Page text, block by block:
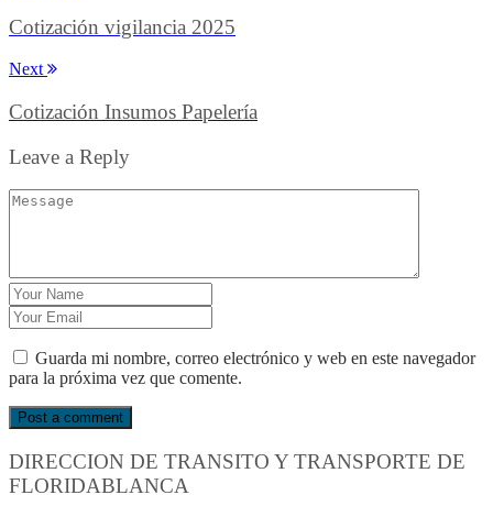
Cotización vigilancia 2025
Next
Cotización Insumos Papelería
Leave a Reply
Guarda mi nombre, correo electrónico y web en este navegador
para la próxima vez que comente.
DIRECCION DE TRANSITO Y TRANSPORTE DE
FLORIDABLANCA